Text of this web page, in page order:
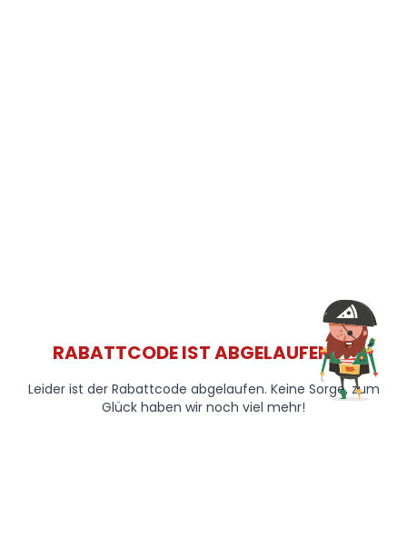
RABATTCODE IST ABGELAUFEN 😞
Leider ist der Rabattcode abgelaufen. Keine Sorge, zum
Glück haben wir noch viel mehr!